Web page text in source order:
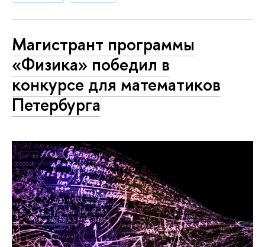
Магистрант программы
«Физика» победил в
конкурсе для математиков
Петербурга